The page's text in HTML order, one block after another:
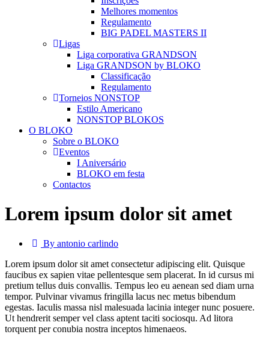
Melhores momentos
Regulamento
BIG PADEL MASTERS II
Ligas
Liga corporativa GRANDSON
Liga GRANDSON by BLOKO
Classificação
Regulamento
Torneios NONSTOP
Estilo Americano
NONSTOP BLOKOS
O BLOKO
Sobre o BLOKO
Eventos
I Aniversário
BLOKO em festa
Contactos
Lorem ipsum dolor sit amet
By antonio carlindo
Lorem ipsum dolor sit amet consectetur adipiscing elit. Quisque
faucibus ex sapien vitae pellentesque sem placerat. In id cursus mi
pretium tellus duis convallis. Tempus leo eu aenean sed diam urna
tempor. Pulvinar vivamus fringilla lacus nec metus bibendum
egestas. Iaculis massa nisl malesuada lacinia integer nunc posuere.
Ut hendrerit semper vel class aptent taciti sociosqu. Ad litora
torquent per conubia nostra inceptos himenaeos.